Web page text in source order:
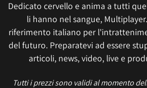
Dedicato cervello e anima a tutti
li hanno nel sangue,
riferimento italiano per
del futuro. Preparatevi ad essere
articoli, news, video, live e
Tutti i prezzi sono validi al momento